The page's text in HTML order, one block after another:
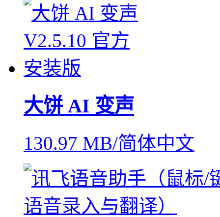
大饼 AI 变声
130.97 MB/简体中文